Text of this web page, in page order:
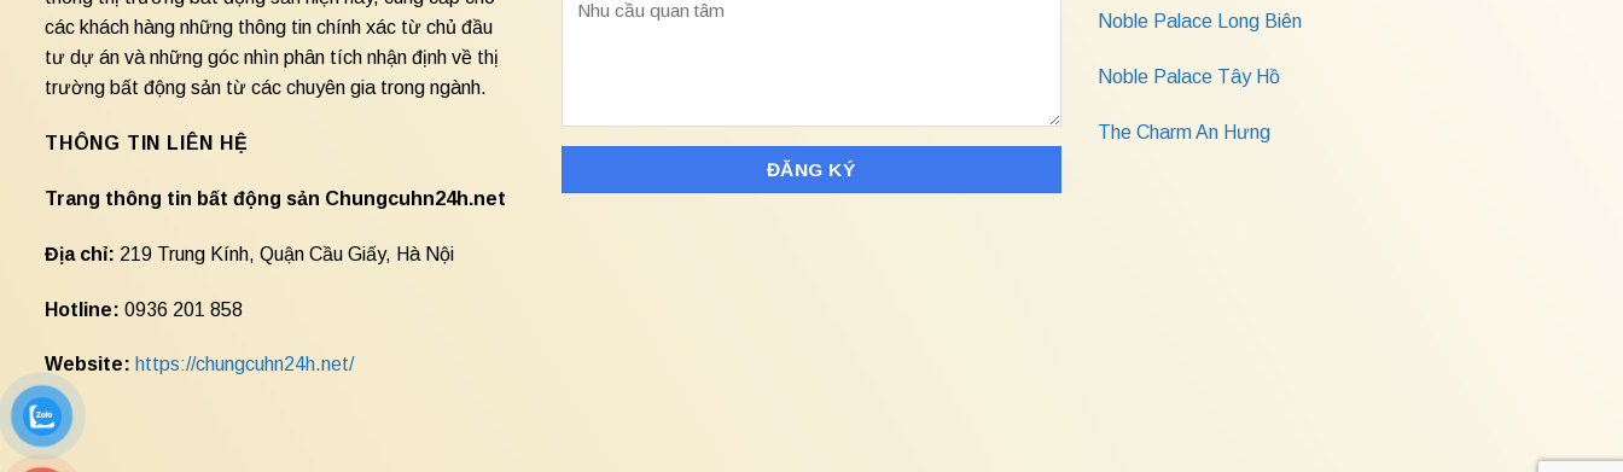
các khách hàng những thông tin chính xác từ chủ đầu
tư dự án và những góc nhìn phân tích nhận định về thị
trường bất động sản từ các chuyên gia trong ngành.
THÔNG TIN LIÊN HỆ
Trang thông tin bất động sản Chungcuhn24h.net
Địa chỉ: 219 Trung Kính, Quận Cầu Giấy, Hà Nội
Hotline: 0936 201 858
Website: https://chungcuhn24h.net/
Noble Palace Long Biên
Noble Palace Tây Hồ
The Charm An Hưng